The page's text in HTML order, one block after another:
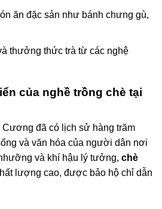
ăn đặc sản như bánh chưng gù,
thưởng thức trà từ các nghệ
của nghề trồng chè tại
Cương đã có lịch sử hàng trăm
và văn hóa của người dân nơi
và khí hậu lý tưởng, chè
lượng cao, được bảo hộ chỉ dẫn